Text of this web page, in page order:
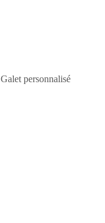
Galet personnalisé